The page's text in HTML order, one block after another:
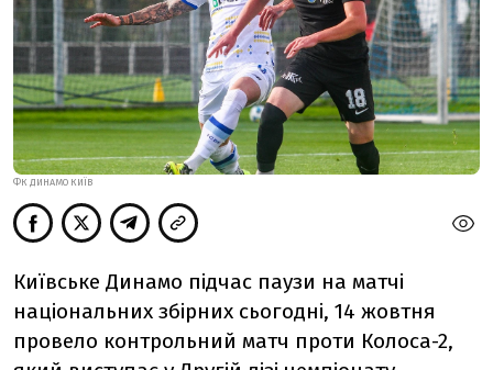
ФК ДИНАМО КИЇВ
Київське Динамо підчас паузи на матчі
національних збірних сьогодні, 14 жовтня
провело контрольний матч проти Колоса-2,